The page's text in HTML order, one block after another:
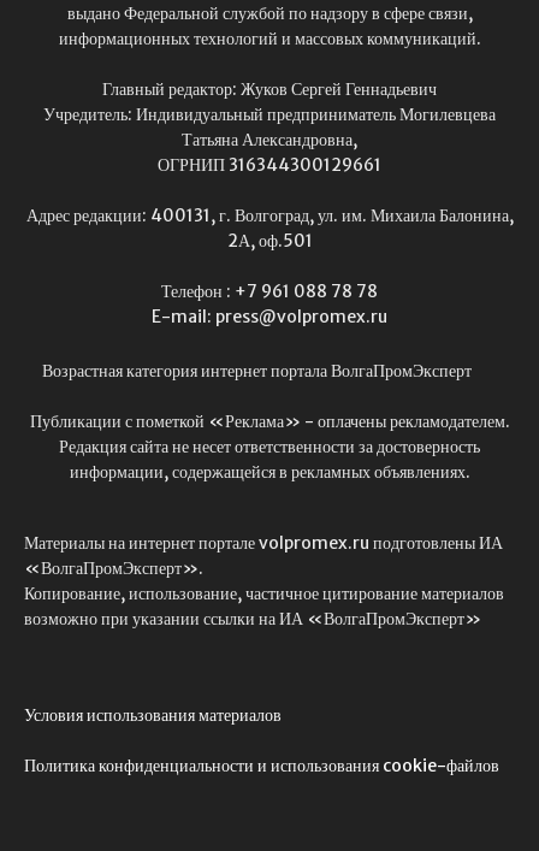
выдано Федеральной службой по надзору в сфере связи,
информационных технологий и массовых коммуникаций.
Главный редактор: Жуков Сергей Геннадьевич
Учредитель: Индивидуальный предприниматель Могилевцева
Татьяна Александровна,
ОГРНИП 316344300129661
Адрес редакции: 400131, г. Волгоград, ул. им. Михаила Балонина,
2А, оф.501
Телефон : +7 961 088 78 78
E-mail: press@volpromex.ru
Возрастная категория интернет портала ВолгаПромЭксперт
Публикации с пометкой «Реклама» - оплачены рекламодателем.
Редакция сайта не несет ответственности за достоверность
информации, содержащейся в рекламных объявлениях.
Материалы на интернет портале volpromex.ru подготовлены ИА
«ВолгаПромЭксперт».
Копирование, использование, частичное цитирование материалов
возможно при указании ссылки на ИА «ВолгаПромЭксперт»
Условия использования материалов
Политика конфиденциальности и использования cookie-файлов